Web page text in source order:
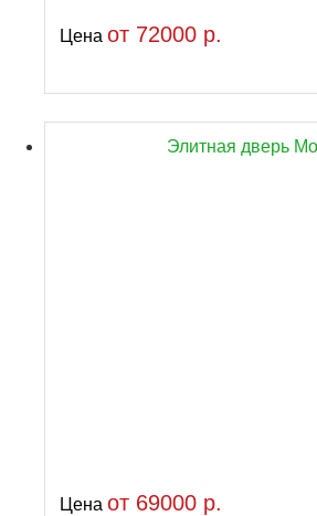
Цена от 72000 р.
Элитная дверь
Цена от 69000 р.